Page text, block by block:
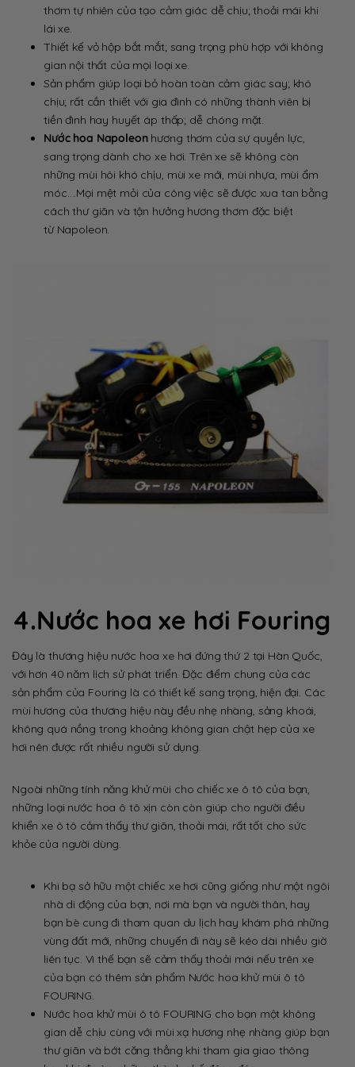
thơm tự nhiên của tạo cảm giác dễ chịu; thoải mái khi
lái xe.
Thiết kế vỏ hộp bắt mắt; sang trọng phù hợp với không
gian nội thất của mọi loại xe.
Sản phẩm giúp loại bỏ hoàn toàn cảm giác say; khó
chịu; rất cần thiết với gia đình có những thành viên bị
tiền đình hay huyết áp thấp; dễ chóng mặt.
Nước hoa Napoleonhương thơm của sự quyền lực,
sang trọng dành cho xe hơi. Trên xe sẽ không còn
những mùi hôi khó chịu, mùi xe mới, mùi nhựa, mùi ẩm
móc….Mọi mệt mỏi của công việc sẽ được xua tan bằng
cách thư giãn và tận hưởng hương thơm đặc biệt
từ Napoleon.
4.Nước hoa xe hơi Fouring
Đây là thương hiệu nước hoa xe hơi đứng thứ 2 tại Hàn Quốc,
với hơn 40 năm lịch sử phát triển. Đặc điểm chung của các
sản phẩm của Fouring là có thiết kế sang trọng, hiện đại. Các
mùi hương của thương hiệu này đều nhẹ nhàng, sảng khoái,
không quá nồng trong khoảng không gian chật hẹp của xe
hơi nên được rất nhiều người sử dụng.
Ngoài những tính năng khử mùi cho chiếc xe ô tô của bạn,
những loại nước hoa ô tô xịn còn còn giúp cho người điều
khiển xe ô tô cảm thấy thư giãn, thoải mái, rất tốt cho sức
khỏe của người dùng.
Khi bạ sở hữu một chiếc xe hơi cũng giống như một ngôi
nhà di động của bạn, nơi mà bạn và người thân, hay
bạn bè cung đi tham quan du lịch hay khám phá những
vùng đất mới, những chuyến đi này sẽ kéo dài nhiều giờ
liên tục. Vì thế bạn sẽ cảm thấy thoải mái nếu trên xe
của bạn có thêm sản phẩm Nước hoa khử mùi ô tô
FOURING.
Nước hoa khử mùi ô tô FOURING cho bạn một không
gian dễ chịu cùng với mùi xạ hương nhẹ nhàng giúp bạn
thư giãn và bớt căng thẳng khi tham gia giao thông